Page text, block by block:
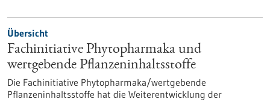
Übersicht
Fachinitiative Phytopharmaka und
wertgebende Pflanzeninhaltsstoffe
Die Fachinitiative Phytopharmaka/wertgebende
Pflanzeninhaltsstoffe hat die Weiterentwicklung der